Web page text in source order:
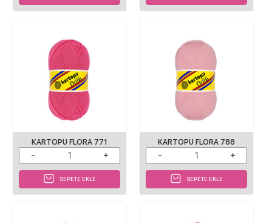
KARTOPU FLORA 771
SEPETE EKLE
KARTOPU FLORA 788
SEPETE EKLE